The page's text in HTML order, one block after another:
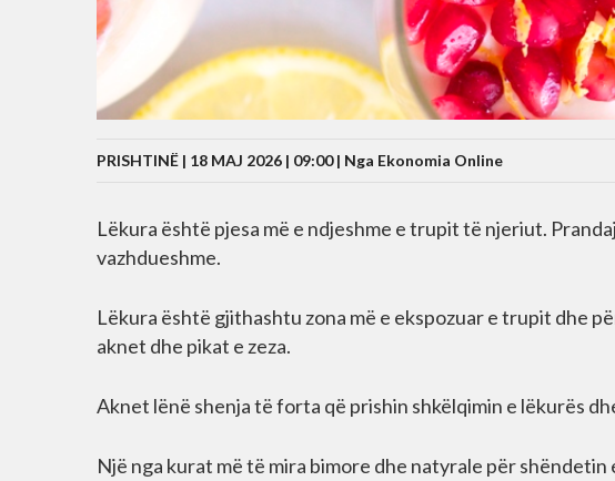
PRISHTINË | 18 MAJ 2026 | 09:00 | Nga Ekonomia Online
Lëkura është pjesa më e ndjeshme e trupit të njeriut.
vazhdueshme.
Lëkura është gjithashtu zona më e ekspozuar e trupit dhe
aknet dhe pikat e zeza.
Aknet lënë shenja të forta që prishin shkëlqimin e lëkurës
Një nga kurat më të mira bimore dhe natyrale për